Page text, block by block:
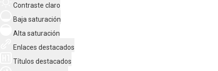
Contraste claro
Baja saturación
Alta saturación
Enlaces destacados
Títulos destacados